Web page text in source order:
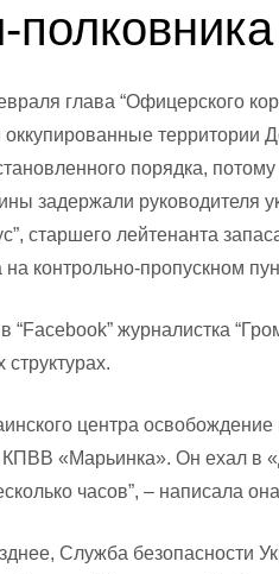
полковника
глава “Офицерского
оккупированные территории
порядка,
задержали руководителя
старшего лейтенанта
контрольно-пропускном
“Facebook” журналистка
структурах.
центра
«Марьинка». Он ехал в
часов”, – написала
Служба безопасности